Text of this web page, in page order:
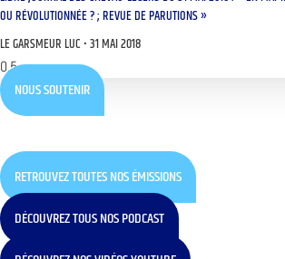
OU RÉVOLUTIONNÉE ? ; REVUE DE PARUTIONS »
LE GARSMEUR LUC 31 MAI 2018
NOUS SOUTENIR
RETROUVEZ TOUTES NOS ÉMISSIONS
DÉCOUVREZ TOUS NOS PODCAST